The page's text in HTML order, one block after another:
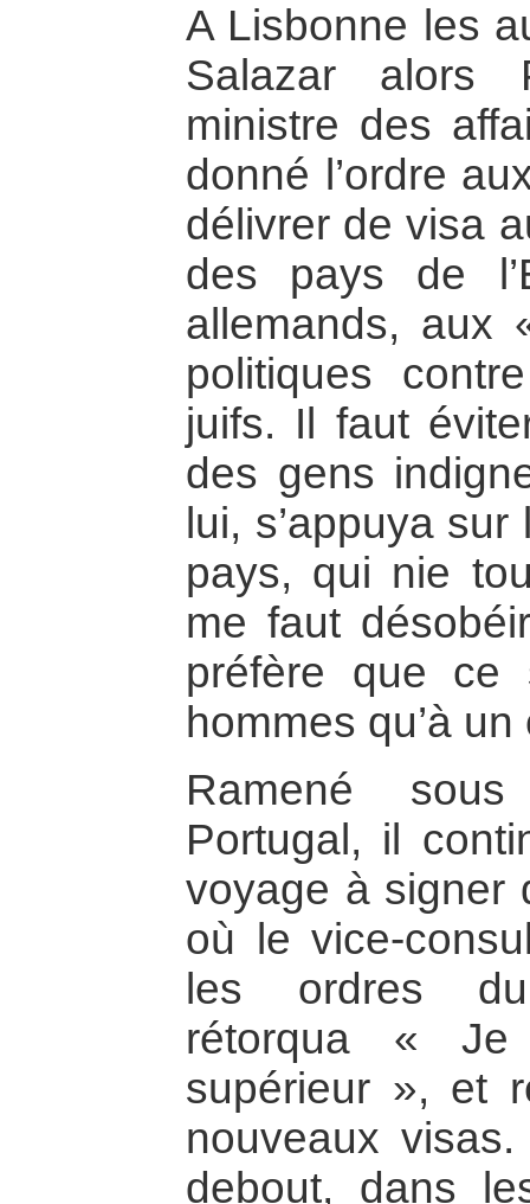
A Lisbonne les
Salazar alors
ministre des
donné l’ordre
délivrer de visa
des pays de
allemands, aux
politiques
juifs. Il faut
des gens
lui, s’appuya
pays, qui nie
me faut
préfère que
hommes qu’à
Ramené
Portugal, il
voyage à signer
où le vice-
les ordres
rétorqua «
supérieur », et
nouveaux
debout, dans